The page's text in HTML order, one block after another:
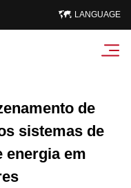
LANGUAGE
de
sistemas de
energia em